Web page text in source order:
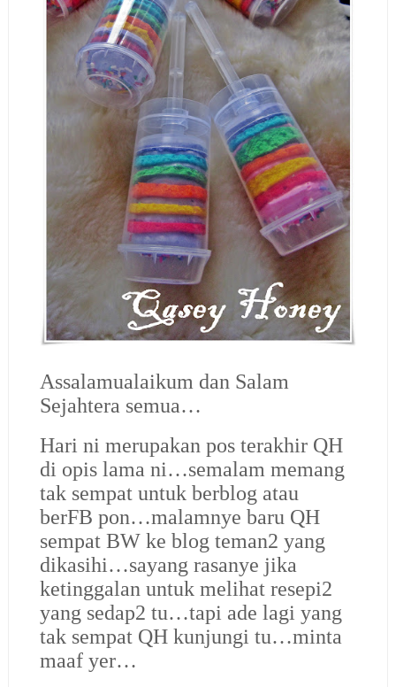
Assalamualaikum dan Salam
Sejahtera semua…
Hari ni merupakan pos terakhir QH
di opis lama ni…semalam memang
tak sempat untuk berblog atau
berFB pon…malamnye baru QH
sempat BW ke blog teman2 yang
dikasihi…sayang rasanye jika
ketinggalan untuk melihat resepi2
yang sedap2 tu…tapi ade lagi yang
tak sempat QH kunjungi tu…minta
maaf yer…